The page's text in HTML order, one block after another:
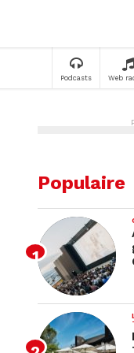
Podcasts Web
Populaire